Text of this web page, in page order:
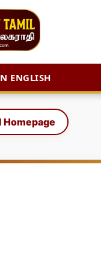
ENGLISH
Homepage